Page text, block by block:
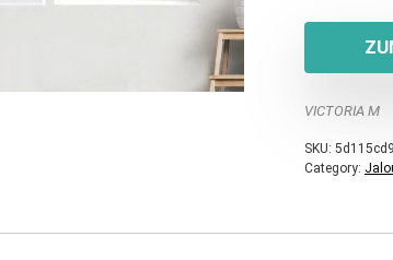
VICTORIA M
SKU:
Category: